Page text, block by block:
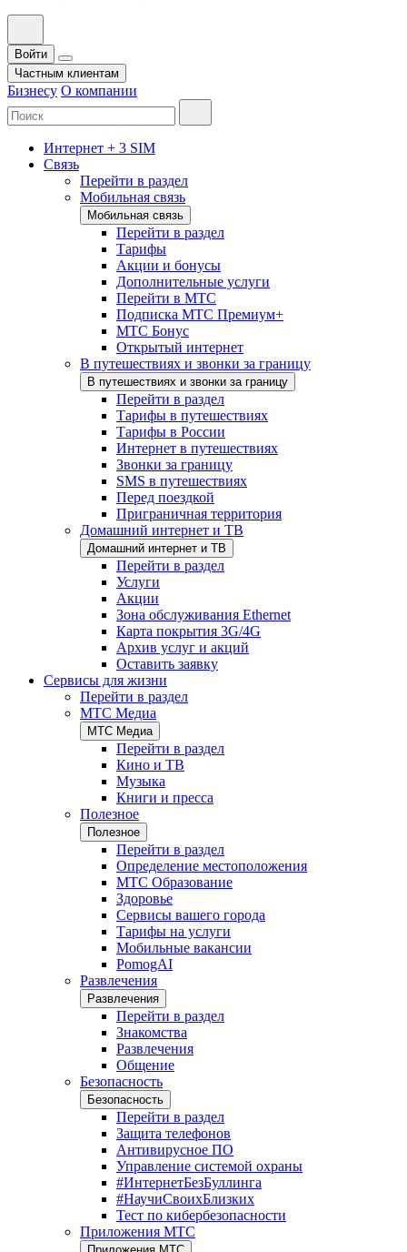
Войти
Частным клиентам
Бизнесу О компании
Интернет + 3 SIM
Связь
Перейти в раздел
Мобильная связь
Мобильная связь
Перейти в раздел
Тарифы
Акции и бонусы
Дополнительные услуги
Перейти в МТС
Подписка МТС Премиум+
МТС Бонус
Открытый интернет
В путешествиях и звонки за границу
В путешествиях и звонки за границу
Перейти в раздел
Тарифы в путешествиях
Тарифы в России
Интернет в путешествиях
Звонки за границу
SMS в путешествиях
Перед поездкой
Приграничная территория
Домашний интернет и ТВ
Домашний интернет и ТВ
Перейти в раздел
Услуги
Акции
Зона обслуживания Ethernet
Карта покрытия 3G/4G
Архив услуг и акций
Оставить заявку
Сервисы для жизни
Перейти в раздел
МТС Медиа
МТС Медиа
Перейти в раздел
Кино и ТВ
Музыка
Книги и пресса
Полезное
Полезное
Перейти в раздел
Определение местоположения
МТС Образование
Здоровье
Сервисы вашего города
Тарифы на услуги
Мобильные вакансии
PomogAI
Развлечения
Развлечения
Перейти в раздел
Знакомства
Развлечения
Общение
Безопасность
Безопасность
Перейти в раздел
Защита телефонов
Антивирусное ПО
Управление системой охраны
#ИнтернетБезБуллинга
#НаучиСвоихБлизких
Тест по кибербезопасности
Приложения МТС